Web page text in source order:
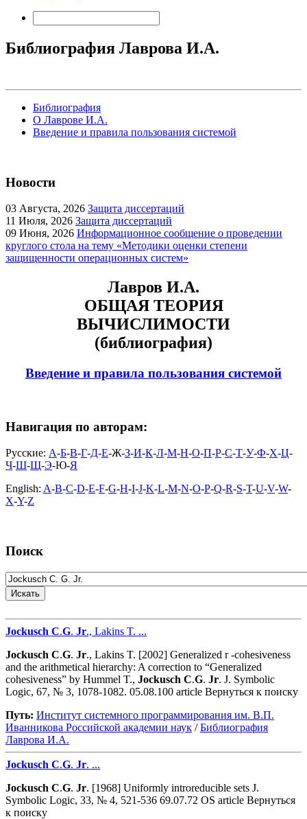
Библиография Лаврова И.А.
Библиография
О Лаврове И.А.
Введение и правила пользования системой
Новости
03 Августа, 2026 Защита диссертаций
11 Июля, 2026 Защита диссертаций
09 Июня, 2026 Информационное сообщение о проведении
круглого стола на тему «Методики оценки степени
защищенности операционных систем»
Лавров И.А.
ОБЩАЯ ТЕОРИЯ
ВЫЧИСЛИМОСТИ
(библиография)
Введение и правила пользования системой
Навигация по авторам:
Русские: А-Б-В-Г-Д-Е-Ж-З-И-К-Л-М-Н-О-П-Р-С-Т-У-Ф-Х-Ц-
Ч-Ш-Щ-Э-Ю-Я
English: A-B-C-D-E-F-G-H-I-J-K-L-M-N-O-P-Q-R-S-T-U-V-W-
X-Y-Z
Поиск
Jockusch C.G. Jr., Lakins T. ...
Jockusch C.G. Jr., Lakins T. [2002] Generalized r -cohesiveness
and the arithmetical hierarchy: A correction to “Generalized
cohesiveness” by Hummel T., Jockusch C.G. Jr. J. Symbolic
Logic, 67, № 3, 1078-1082. 05.08.100 article Вернуться к поиску
Путь: Институт системного программирования им. В.П.
Иванникова Роcсийской академии наук /Библиография
Лаврова И.А.
Jockusch C.G. Jr. ...
Jockusch C.G. Jr. [1968] Uniformly introreducible sets J.
Symbolic Logic, 33, № 4, 521-536 69.07.72 OS article Вернуться
к поиску